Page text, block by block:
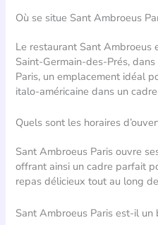
Où se situe Sant Ambroeus
Le restaurant Sant
Saint-Germain-des-Prés,
Paris, un emplacement idéal
italo-américaine dans un
Quels sont les horaires
Sant Ambroeus Paris ouvre
offrant ainsi un cadre parfait
repas délicieux tout au long
Sant Ambroeus Paris est-il